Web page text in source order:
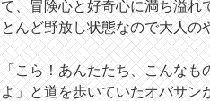
て、冒険心と好奇心に満ち溢れ
とんど野放し状態なので大人の
「こら！あんたたち、こんなも
よ」と道を歩いていたオバサン